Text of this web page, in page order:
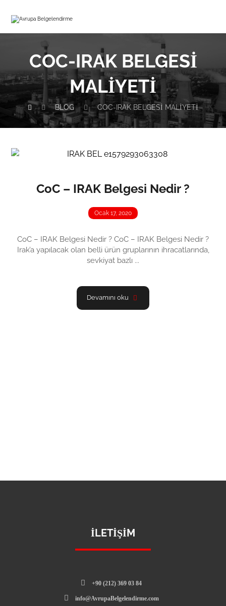
COC-IRAK BELGESI
MALIYETI
BLOG COC-IRAK BELGESI MALIYETI
CoC – IRAK Belgesi Nedir ?
Ocak 17, 2020
CoC – IRAK Belgesi Nedir ? CoC – IRAK Belgesi Nedir ?
Irak’a yapılacak olan belli ürün gruplarının ihracatlarında,
sevkiyat bazlı ...
Devamını oku
İLETIŞIM
+90 (212) 369 03 84
info@AvrupaBelgelendirme.com